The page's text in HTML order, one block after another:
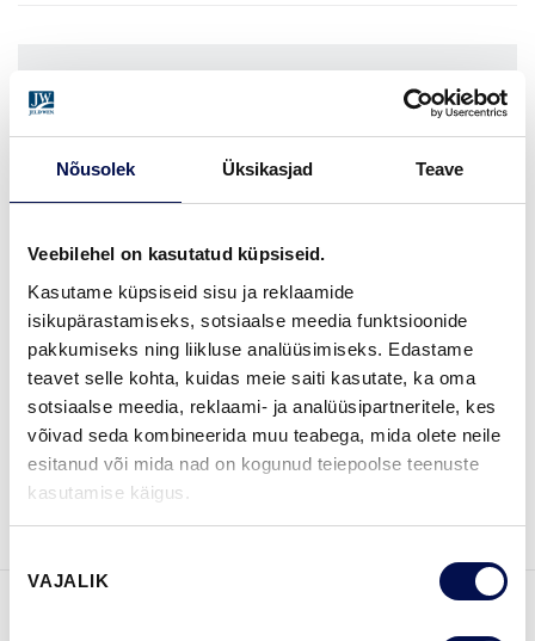
Nõusolek Üksikasjad Teave
Veebilehel on kasutatud küpsiseid.
Kasutame küpsiseid sisu ja reklaamide
isikupärastamiseks, sotsiaalse meedia funktsioonide
pakkumiseks ning liikluse analüüsimiseks. Edastame
teavet selle kohta, kuidas meie saiti kasutate, ka oma
sotsiaalse meedia, reklaami- ja analüüsipartneritele, kes
võivad seda kombineerida muu teabega, mida olete neile
esitanud või mida nad on kogunud teiepoolse teenuste
kasutamise käigus.
valik
VAJALIK
VIIMISTLUS (1)
LEIA EDASIMÜÜJA
VAATA
BROŠÜÜRE
Võta meiega